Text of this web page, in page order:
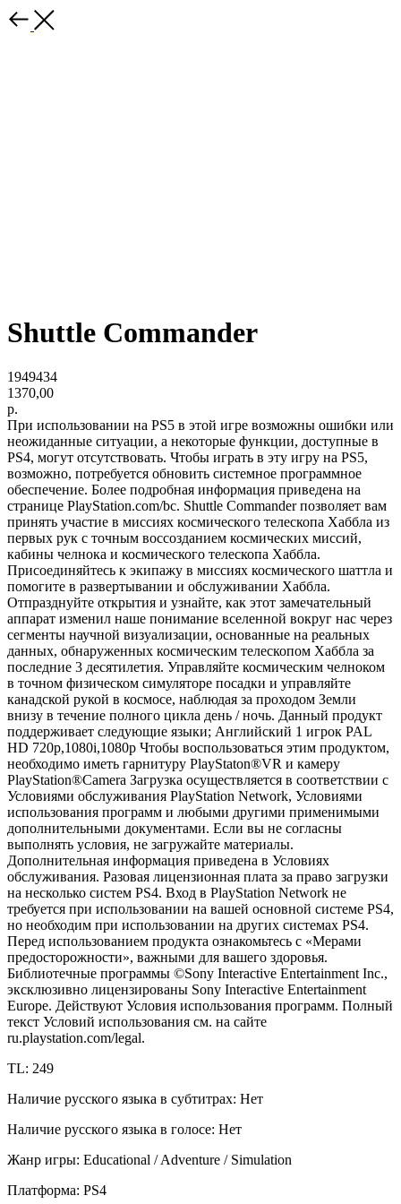
Shuttle Commander
1949434
1370,00
р.
При использовании на PS5 в этой игре возможны ошибки или
неожиданные ситуации, а некоторые функции, доступные в
PS4, могут отсутствовать. Чтобы играть в эту игру на PS5,
возможно, потребуется обновить системное программное
обеспечение. Более подробная информация приведена на
странице PlayStation.com/bc. Shuttle Commander позволяет вам
принять участие в миссиях космического телескопа Хаббла из
первых рук с точным воссозданием космических миссий,
кабины челнока и космического телескопа Хаббла.
Присоединяйтесь к экипажу в миссиях космического шаттла и
помогите в развертывании и обслуживании Хаббла.
Отпразднуйте открытия и узнайте, как этот замечательный
аппарат изменил наше понимание вселенной вокруг нас через
сегменты научной визуализации, основанные на реальных
данных, обнаруженных космическим телескопом Хаббла за
последние 3 десятилетия. Управляйте космическим челноком
в точном физическом симуляторе посадки и управляйте
канадской рукой в ​​космосе, наблюдая за проходом Земли
внизу в течение полного цикла день / ночь. Данный продукт
поддерживает следующие языки; Английский 1 игрок PAL
HD 720p,1080i,1080p Чтобы воспользоваться этим продуктом,
необходимо иметь гарнитуру PlayStaton®VR и камеру
PlayStation®Camera Загрузка осуществляется в соответствии с
Условиями обслуживания PlayStation Network, Условиями
использования программ и любыми другими применимыми
дополнительными документами. Если вы не согласны
выполнять условия, не загружайте материалы.
Дополнительная информация приведена в Условиях
обслуживания. Разовая лицензионная плата за право загрузки
на несколько систем PS4. Вход в PlayStation Network не
требуется при использовании на вашей основной системе PS4,
но необходим при использовании на других системах PS4.
Перед использованием продукта ознакомьтесь с «Мерами
предосторожности», важными для вашего здоровья.
Библиотечные программы ©Sony Interactive Entertainment Inc.,
эксклюзивно лицензированы Sony Interactive Entertainment
Europe. Действуют Условия использования программ. Полный
текст Условий использования см. на сайте
ru.playstation.com/legal.
TL: 249
Наличие русского языка в субтитрах: Нет
Наличие русского языка в голосе: Нет
Жанр игры: Educational / Adventure / Simulation
Платформа: PS4